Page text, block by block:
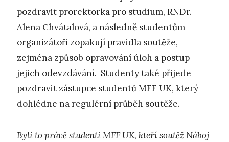
pozdravit prorektorka pro studium, RNDr.
Alena Chvátalová, a následně studentům
organizátoři zopakují pravidla soutěže,
zejména způsob opravování úloh a postup
jejich odevzdávání. Studenty také přijede
pozdravit zástupce studentů MFF UK, který
dohlédne na regulérní průběh soutěže.
Byli to právě studenti MFF UK, kteří soutěž Náboj